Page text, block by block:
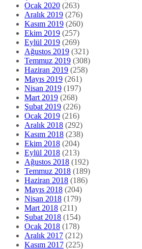
Ocak 2020 (263)
Aralık 2019 (276)
Kasım 2019 (260)
Ekim 2019 (257)
Eylül 2019 (269)
Ağustos 2019 (321)
Temmuz 2019 (308)
Haziran 2019 (258)
Mayıs 2019 (261)
Nisan 2019 (197)
Mart 2019 (268)
Şubat 2019 (226)
Ocak 2019 (216)
Aralık 2018 (292)
Kasım 2018 (238)
Ekim 2018 (204)
Eylül 2018 (213)
Ağustos 2018 (192)
Temmuz 2018 (189)
Haziran 2018 (186)
Mayıs 2018 (204)
Nisan 2018 (179)
Mart 2018 (211)
Şubat 2018 (154)
Ocak 2018 (178)
Aralık 2017 (212)
Kasım 2017 (225)